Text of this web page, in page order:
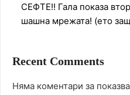
СЕФТЕ!! Гала показа
шашна мрежата! (ето
Recent Comments
Няма коментари за